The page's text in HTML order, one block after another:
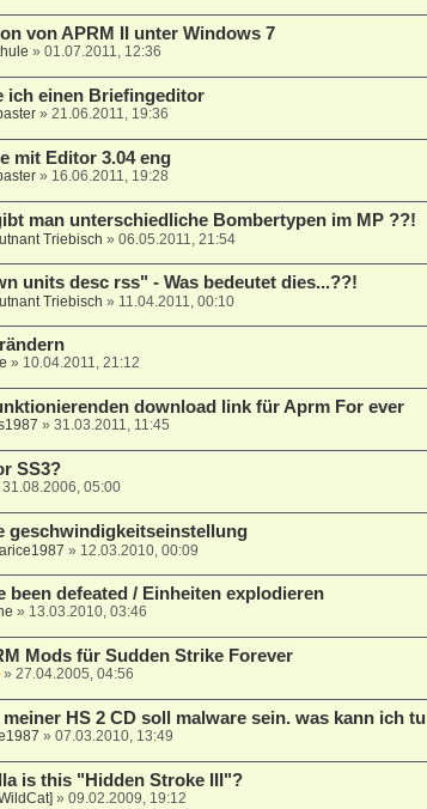
von APRM II unter Windows 7
» 01.07.2011, 12:36
ich einen Briefingeditor
» 21.06.2011, 19:36
mit Editor 3.04 eng
» 16.06.2011, 19:28
man unterschiedliche Bombertypen im MP ??!
Triebisch » 06.05.2011, 21:54
units desc rss" - Was bedeutet dies...??!
Triebisch » 11.04.2011, 00:10
» 10.04.2011, 21:12
download link für Aprm For ever
» 31.03.2011, 11:45
SS3?
31.08.2006, 05:00
geschwindigkeitseinstellung
» 12.03.2010, 00:09
been defeated / Einheiten explodieren
» 13.03.2010, 03:46
Mods für Sudden Strike Forever
» 27.04.2005, 04:56
meiner HS 2 CD soll malware sein. was kann ich tu
» 07.03.2010, 13:49
is this "Hidden Stroke III"?
» 09.02.2009, 19:12